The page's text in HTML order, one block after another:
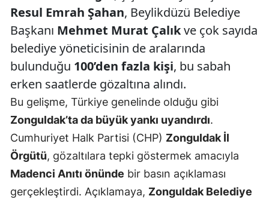
Resul Emrah Şahan, Beylikdüzü Belediye
Başkanı Mehmet Murat Çalıkve çok sayıda
belediye yöneticisinin de aralarında
bulunduğu 100’den fazla kişi, bu sabah
erken saatlerde gözaltına alındı.
Bu gelişme, Türkiye genelinde olduğu gibi
Zonguldak’ta da büyük yankı uyandırdı.
Cumhuriyet Halk Partisi (CHP) Zonguldak İl
Örgütü, gözaltılara tepki göstermek amacıyla
Madenci Anıtı önünde bir basın açıklaması
gerçekleştirdi. Açıklamaya, Zonguldak Belediye